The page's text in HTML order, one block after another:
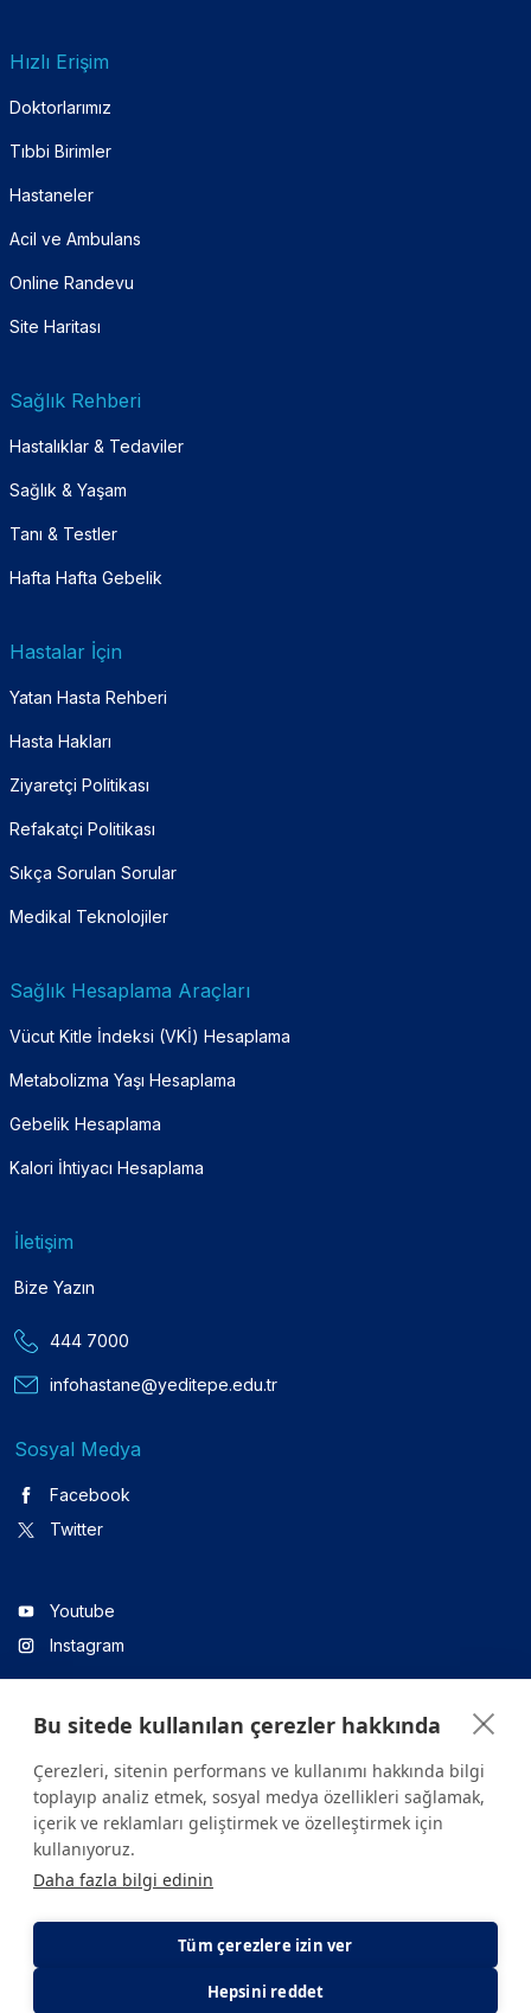
Hızlı Erişim
Doktorlarımız
Tıbbi Birimler
Hastaneler
Acil ve Ambulans
Online Randevu
Site Haritası
Sağlık Rehberi
Hastalıklar & Tedaviler
Sağlık & Yaşam
Tanı & Testler
Hafta Hafta Gebelik
Hastalar İçin
Yatan Hasta Rehberi
Hasta Hakları
Ziyaretçi Politikası
Refakatçi Politikası
Sıkça Sorulan Sorular
Medikal Teknolojiler
Sağlık Hesaplama Araçları
Vücut Kitle İndeksi (VKİ) Hesaplama
Metabolizma Yaşı Hesaplama
Gebelik Hesaplama
Kalori İhtiyacı Hesaplama
İletişim
Bize Yazın
444 7000
infohastane@yeditepe.edu.tr
Sosyal Medya
Facebook
Twitter
Youtube
Instagram
Linkedin
Sitede yer alan tüm içerikler yalnızca bilgilendirme amaçlıdır.
Sağlığınızla ilgili sorularınız için mutlaka doktoruza ya da bir sağlık
kuruluşuna başvurunuz.
Gizlilik ve Çerez Politikası KVKK Aydınlatma Metni
Bu sitede kullanılan çerezler hakkında
Çerezleri, sitenin performans ve kullanımı hakkında bilgi
toplayıp analiz etmek, sosyal medya özellikleri sağlamak,
içerik ve reklamları geliştirmek ve özelleştirmek için
kullanıyoruz.
Daha fazla bilgi edinin
Tüm çerezlere izin ver
Hepsini reddet